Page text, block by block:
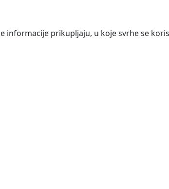
informacije prikupljaju, u koje svrhe se